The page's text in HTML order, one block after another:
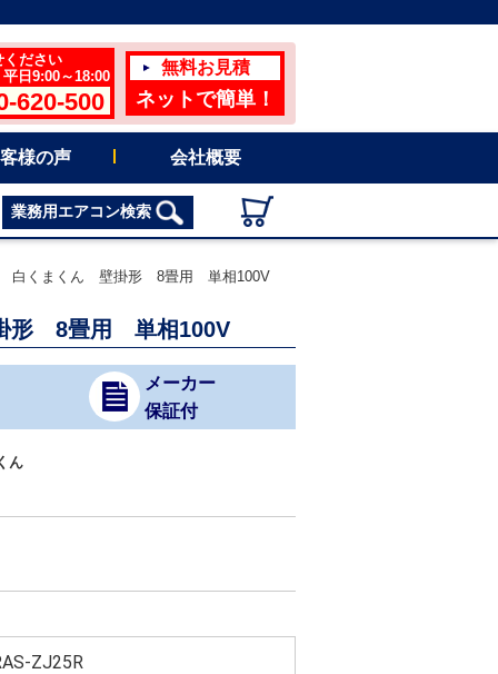
ください
日9:00～18:00
620-500
無料お見積
ネットで簡単！
様の声 会社概要
業務用エアコン検索
白くまくん 壁掛形 8畳用 単相100V
形 8畳用 単相100V
メーカー
保証付
ん
ZJ25R